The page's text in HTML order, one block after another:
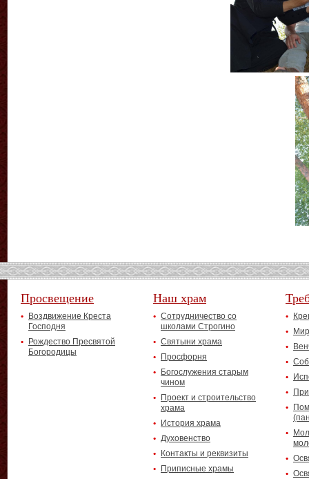
Просвещение
Воздвижение Креста
Господня
Рождество Пресвятой
Богородицы
Наш храм
Сотрудничество со
школами Строгино
Святыни храма
Просфорня
Богослужения старым
чином
Проект и строительство
храма
История храма
Духовенство
Контакты и реквизиты
Приписные храмы